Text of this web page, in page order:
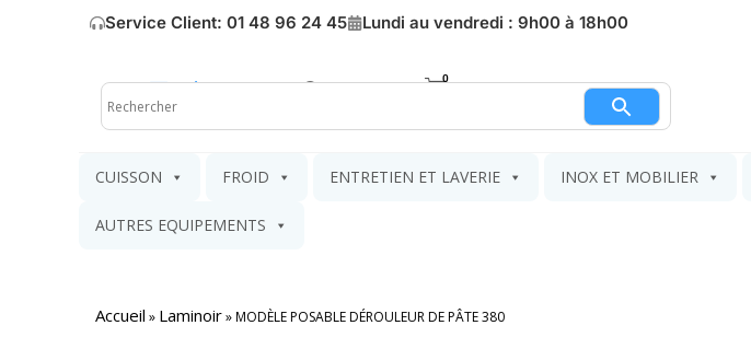
Service Client: 01 48 96 24 45 Lundi au vendredi : 9h00 à 18h00
Mon compte Mon panier
CUISSON FROID ENTRETIEN ET LAVERIE INOX ET MOBILIER
AUTRES EQUIPEMENTS
Accueil » Laminoir»MODÈLE POSABLE DÉROULEUR DE PÂTE 380